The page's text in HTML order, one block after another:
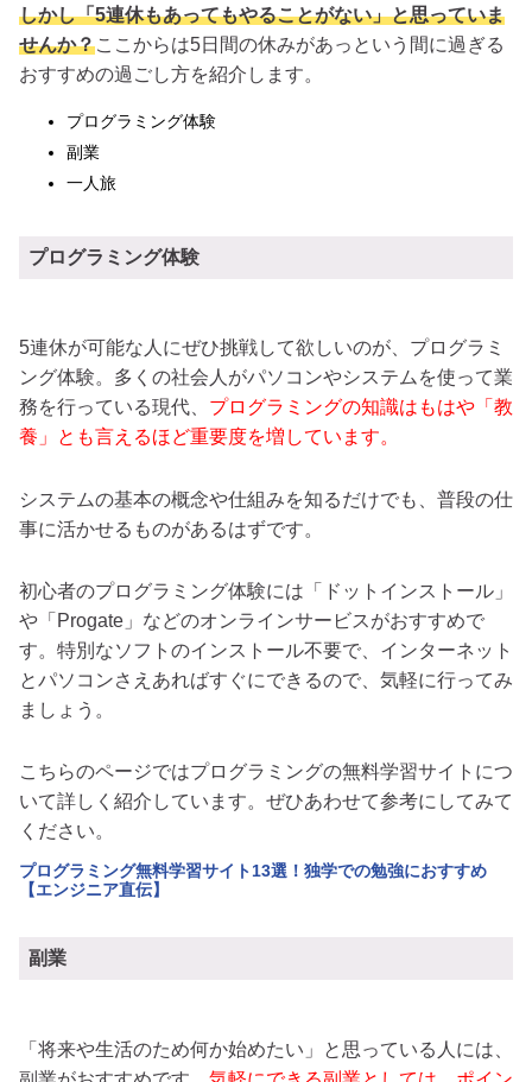
しかし「5連休もあってもやることがない」と思っていま
せんか？ここからは5日間の休みがあっという間に過ぎる
おすすめの過ごし方を紹介します。
プログラミング体験
副業
一人旅
プログラミング体験
5連休が可能な人にぜひ挑戦して欲しいのが、プログラミ
ング体験。多くの社会人がパソコンやシステムを使って業
務を行っている現代、 プログラミングの知識はもはや「教
養」とも言えるほど重要度を増しています。
システムの基本の概念や仕組みを知るだけでも、普段の仕
事に活かせるものがあるはずです。
初心者のプログラミング体験には「ドットインストール」
や「Progate」などのオンラインサービスがおすすめで
す。特別なソフトのインストール不要で、インターネット
とパソコンさえあればすぐにできるので、気軽に行ってみ
ましょう。
こちらのページではプログラミングの無料学習サイトにつ
いて詳しく紹介しています。ぜひあわせて参考にしてみて
ください。
プログラミング無料学習サイト13選！独学での勉強におすすめ
【エンジニア直伝】
副業
「将来や生活のため何か始めたい」と思っている人には、